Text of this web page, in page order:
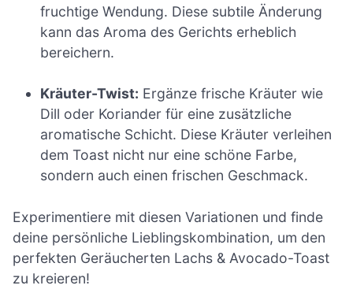
fruchtige Wendung. Diese subtile Änderung
kann das Aroma des Gerichts erheblich
bereichern.
Kräuter-Twist: Ergänze frische Kräuter wie
Dill oder Koriander für eine zusätzliche
aromatische Schicht. Diese Kräuter verleihen
dem Toast nicht nur eine schöne Farbe,
sondern auch einen frischen Geschmack.
Experimentiere mit diesen Variationen und finde
deine persönliche Lieblingskombination, um den
perfekten Geräucherten Lachs & Avocado-Toast
zu kreieren!